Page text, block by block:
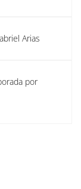
Arias
por